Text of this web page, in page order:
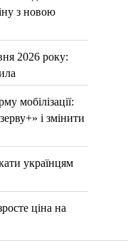
з новою
2026 року:
мобілізації:
і змінити
українцям
ціна на